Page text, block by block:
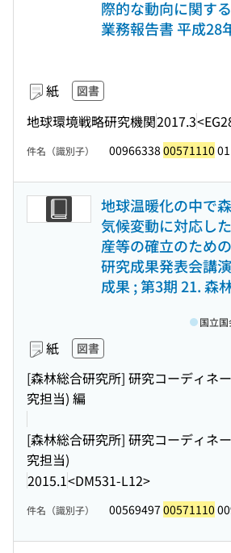
際的な動向に関す
業務報告書 平成28
紙 図書
地球環境戦略研究機関2017.3
件名（識別子） 00966338 00571110
地球温暖化の中で
気候変動に対応し
産等の確立のため
研究成果発表会講
成果 ; 第3期 21. 森
紙 図書
[森林総合研究所] 研究コーディネ
究担当) 編
[森林総合研究所] 研究コーディネ
究担当)
2015.1<DM531-L12>
国立
件名（識別子） 00569497 00571110